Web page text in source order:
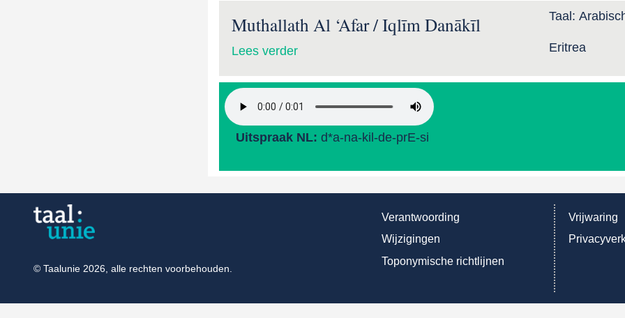
Muthallath Al ‘Afar / Iqlīm Danākīl Taal:
Eritrea
Lees verder
Uitspraak NL: d*a-na-kil-de-prE-si
Verantwoording
Wijzigingen
Toponymische richtlijnen
Vrijwaring
© Taalunie 2026, alle rechten voorbehouden.